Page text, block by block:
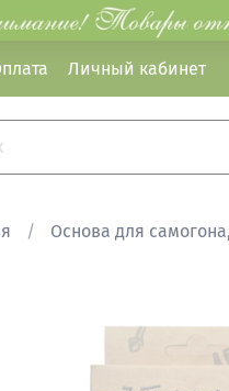
Личный кабинет
Основа для